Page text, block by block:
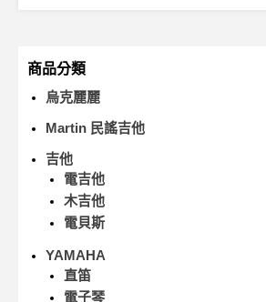
商品分類
烏克麗麗
Martin 民謠吉他
吉他
電吉他
木吉他
電貝斯
YAMAHA
直笛
電子琴